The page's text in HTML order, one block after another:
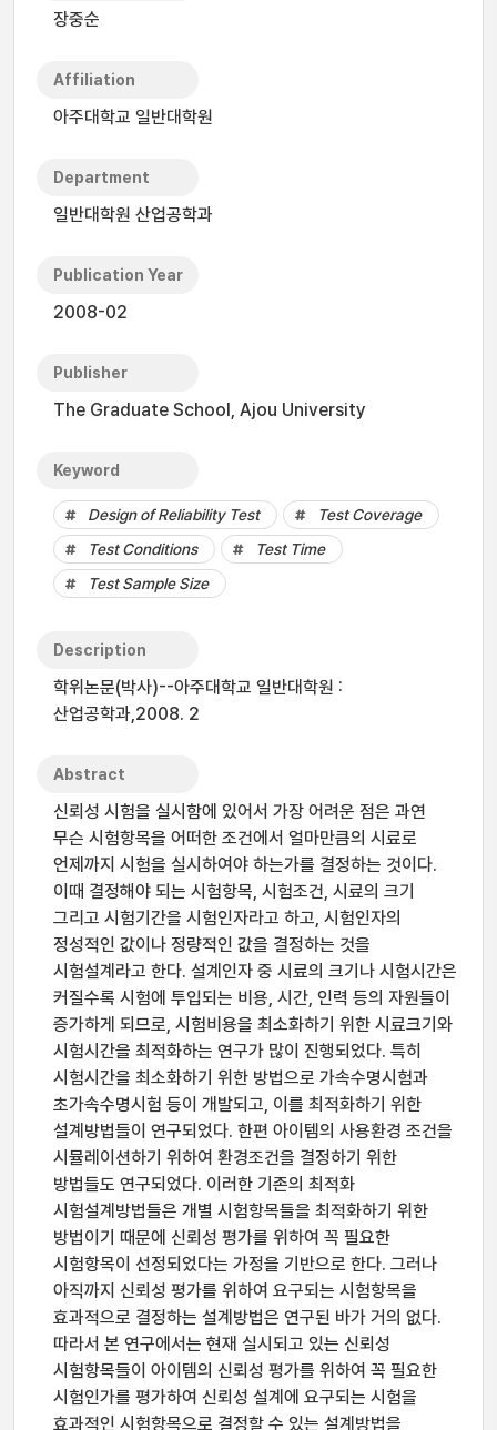
장중순
Affiliation
아주대학교 일반대학원
Department
일반대학원 산업공학과
Publication Year
2008-02
Publisher
The Graduate School, Ajou University
Keyword
Design of Reliability Test
Test Coverage
Test Conditions
Test Time
Test Sample Size
Description
학위논문(박사)--아주대학교 일반대학원 :
산업공학과,2008. 2
Abstract
신뢰성 시험을 실시함에 있어서 가장 어려운 점은 과연
무슨 시험항목을 어떠한 조건에서 얼마만큼의 시료로
언제까지 시험을 실시하여야 하는가를 결정하는 것이다.
이때 결정해야 되는 시험항목, 시험조건, 시료의 크기
그리고 시험기간을 시험인자라고 하고, 시험인자의
정성적인 값이나 정량적인 값을 결정하는 것을
시험설계라고 한다. 설계인자 중 시료의 크기나 시험시간은
커질수록 시험에 투입되는 비용, 시간, 인력 등의 자원들이
증가하게 되므로, 시험비용을 최소화하기 위한 시료크기와
시험시간을 최적화하는 연구가 많이 진행되었다. 특히
시험시간을 최소화하기 위한 방법으로 가속수명시험과
초가속수명시험 등이 개발되고, 이를 최적화하기 위한
설계방법들이 연구되었다. 한편 아이템의 사용환경 조건을
시뮬레이션하기 위하여 환경조건을 결정하기 위한
방법들도 연구되었다. 이러한 기존의 최적화
시험설계방법들은 개별 시험항목들을 최적화하기 위한
방법이기 때문에 신뢰성 평가를 위하여 꼭 필요한
시험항목이 선정되었다는 가정을 기반으로 한다. 그러나
아직까지 신뢰성 평가를 위하여 요구되는 시험항목을
효과적으로 결정하는 설계방법은 연구된 바가 거의 없다.
따라서 본 연구에서는 현재 실시되고 있는 신뢰성
시험항목들이 아이템의 신뢰성 평가를 위하여 꼭 필요한
시험인가를 평가하여 신뢰성 설계에 요구되는 시험을
효과적인 시험항목으로 결정할 수 있는 설계방법을